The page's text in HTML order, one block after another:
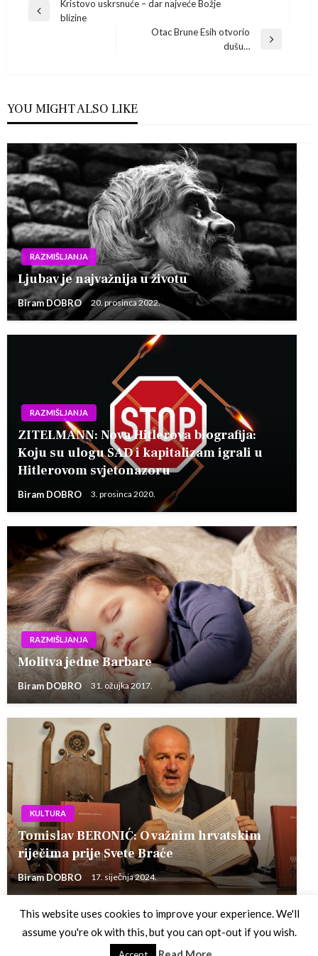
Navigacija
Previous
Kristovo uskrsnuće – dar najveće Božje
blizine
Otac Brune Esih otvorio
dušu…
YOU MIGHT ALSO LIKE
RAZMIŠLJANJA
Ljubav je najvažnija u životu
Biram DOBRO 20. prosinca 2022.
RAZMIŠLJANJA
ZITELMANN: Nova Hitlerova biografija:
Koju su ulogu SAD i kapitalizam igrali u
Hitlerovom svjetonazoru
Biram DOBRO 3. prosinca 2020.
RAZMIŠLJANJA
Molitva jedne Barbare
Biram DOBRO 31. ožujka 2017.
KULTURA
Tomislav BERONIĆ: O važnim hrvatskim
riječima prije Svete Braće
Biram DOBRO 17. siječnja 2024.
This website uses cookies to improve your experience. We'll
assume you're ok with this, but you can opt-out if you wish.